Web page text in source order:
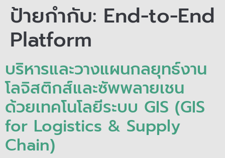
ป้ายกำกับ: End-to-End
Platform
บริหารและวางแผนกลยุทธ์งาน
โลจิสติกส์และซัพพลายเชน
ด้วยเทคโนโลยีระบบ GIS (GIS
for Logistics & Supply
Chain)